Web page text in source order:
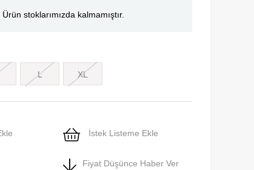
Ürün stoklarımızda kalmamıştır.
L XL
İstek Listeme Ekle
Fiyat Düşünce Haber Ver